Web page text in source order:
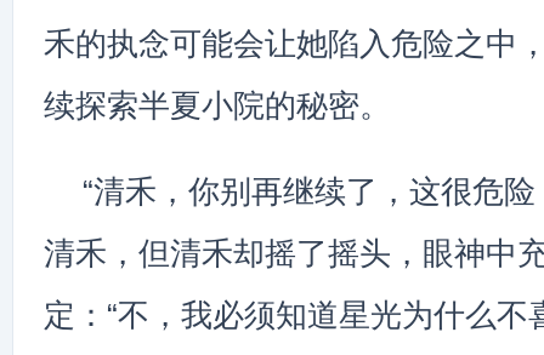
禾的执念可能会让她陷入危险之中
续探索半夏小院的秘密。
“清禾，你别再继续了，这很危
清禾，但清禾却摇了摇头，眼神中
定：“不，我必须知道星光为什么不